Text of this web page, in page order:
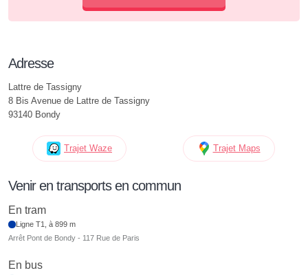
Adresse
Lattre de Tassigny
8 Bis Avenue de Lattre de Tassigny
93140 Bondy
Trajet Waze Trajet Maps
Venir en transports en commun
En tram
Ligne T1, à 899 m
Arrêt Pont de Bondy - 117 Rue de Paris
En bus